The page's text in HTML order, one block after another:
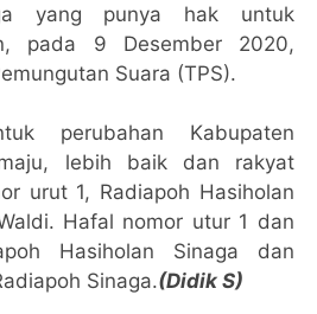
yang punya hak untuk
pada 9 Desember 2020,
Suara (TPS).
perubahan Kabupaten
lebih baik dan rakyat
urut 1, Radiapoh Hasiholan
Hafal nomor utur 1 dan
Hasiholan Sinaga dan
Sinaga.(Didik S)